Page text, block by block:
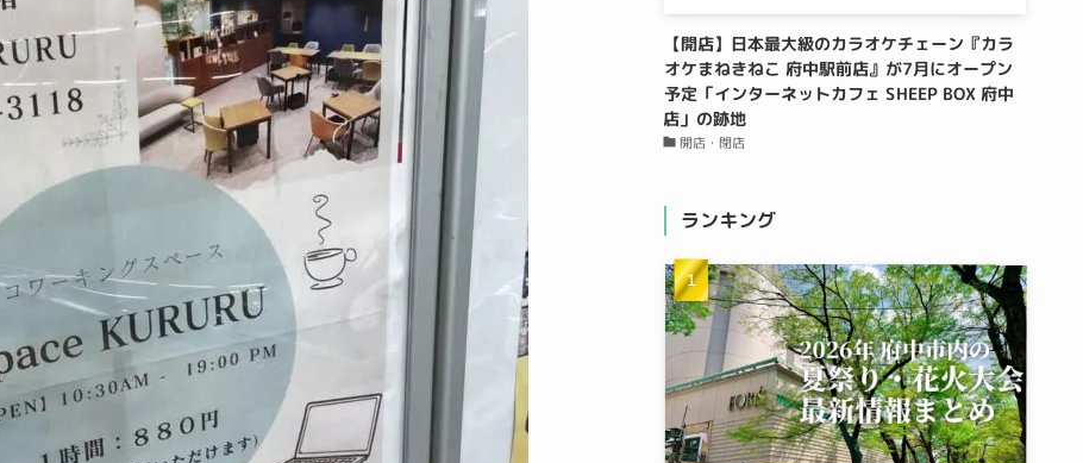
【開店】日本最大級のカラオケチェーン『カラ
オケまねきねこ 府中駅前店』が7月にオープン
予定「インターネットカフェ SHEEP BOX 府中
店」の跡地
開店・閉店
ランキング